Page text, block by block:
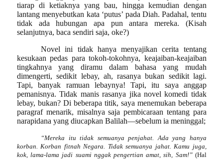
tiarap di ketiaknya yang bau, hingga kemudian dengan
lantang menyebutkan kata ‘putus’ pada Diah. Padahal, tentu
tidak ada hubungan apa pun antara mereka. (Kisah
selanjutnya, baca sendiri saja, oke?)
Novel ini tidak hanya menyajikan cerita tentang
kesukaan pedas para tokoh-tokohnya, keajaiban-keajaiban
tingkahnya yang diramu dalam bahasa yang mudah
dimengerti, sedikit lebay, ah, rasanya bukan sedikit lagi.
Tapi, banyak ramuan lebaynya! Tapi, itu saya anggap
pemanisnya. Tidak manis rasanya jika novel komedi tidak
lebay, bukan? Di beberapa titik, saya menemukan beberapa
paragraf menarik, misalnya saja pembicaraan tentang para
narapidana yang diucapkan Balilah—sebelum ia meninggal;
“Mereka itu tidak semuanya penjahat. Ada yang hanya
korban. Korban fitnah Negara. Tidak semuanya jahat. Kamu juga,
kok, lama-lama jadi suami nggak pengertian amat, sih, Sam!” (Hal